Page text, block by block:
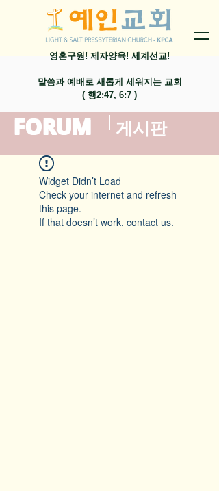
영혼구원! 제자양육! 세계선교!
말씀과 예배로 새롭게 세워지는 교회
​( 행2:47, 6:7 )
FORUM ​게시판
Widget Didn’t Load
Check your internet and refresh
this page.
If that doesn’t work, contact us.